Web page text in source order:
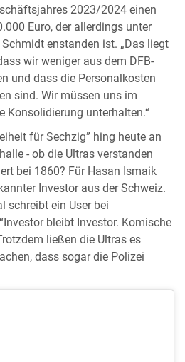
2023/2024 einen
Euro, der allerdings unter
enstanden ist. „Das liegt
wir weniger aus dem DFB-
und dass die Personalkosten
sind. Wir müssen uns im
Konsolidierung unterhalten.“
für Sechzig” hing heute an
- ob die Ultras verstanden
bei 1860? Für Hasan Ismaik
Investor aus der Schweiz.
schreibt ein User bei
bleibt Investor. Komische
ließen die Ultras es
dass sogar die Polizei